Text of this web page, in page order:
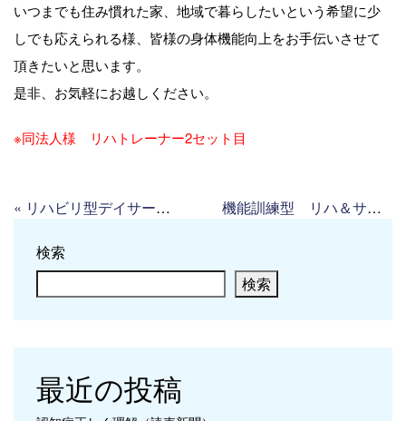
いつまでも住み慣れた家、地域で暮らしたいという希望に少
しでも応えられる様、皆様の身体機能向上をお手伝いさせて
頂きたいと思います。
是非、お気軽にお越しください。
※同法人様 リハトレーナー2セット目
« リハビリ型デイサービスセンター チェリーゴード 機能訓練型 リハ＆サロン Ｒ
検索
検索
最近の投稿